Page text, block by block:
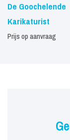
De Goochelende
Karikaturist
Prijs op aanvraag